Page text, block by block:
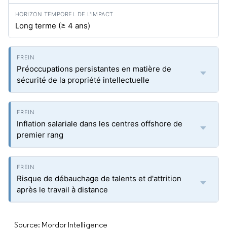
Long terme (≥ 4 ans)
Préoccupations persistantes en matière de
sécurité de la propriété intellectuelle
Inflation salariale dans les centres offshore de
premier rang
Risque de débauchage de talents et d'attrition
après le travail à distance
Source: Mordor Intelligence